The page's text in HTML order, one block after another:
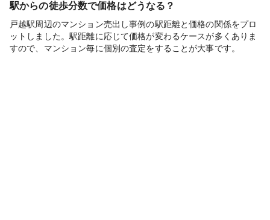
駅からの徒歩分数で価格はどうなる？
戸越駅周辺のマンション売出し事例の駅距離と価格の関係をプロ
ットしました。駅距離に応じて価格が変わるケースが多くありま
すので、マンション毎に個別の査定をすることが大事です。